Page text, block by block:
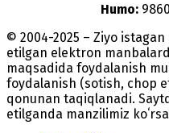
Humo:
© 2004-2025 – Ziyo
etilgan elektron
maqsadida foydalanish
foydalanish (sotish, chop
qonunan taqiqlanadi.
etilganda manzilimiz